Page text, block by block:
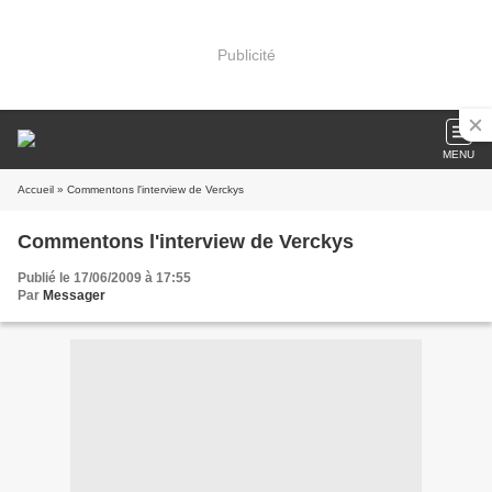
Publicité
MENU
Accueil » Commentons l'interview de Verckys
Commentons l'interview de Verckys
Publié le 17/06/2009 à 17:55
Par Messager